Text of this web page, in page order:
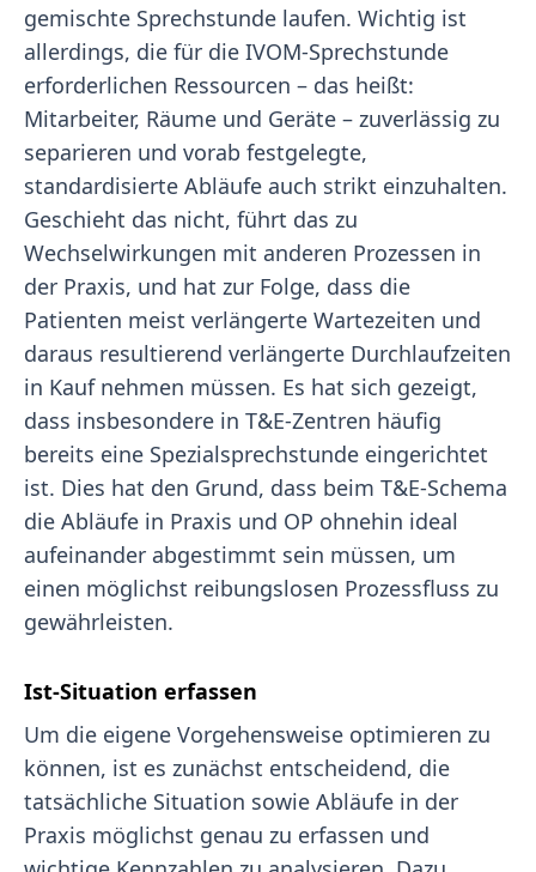
gemischte Sprechstunde laufen. Wichtig ist
allerdings, die für die IVOM-Sprechstunde
erforderlichen Ressourcen – das heißt:
Mitarbeiter, Räume und Geräte – zuverlässig zu
separieren und vorab festgelegte,
standardisierte Abläufe auch strikt einzuhalten.
Geschieht das nicht, führt das zu
Wechselwirkungen mit anderen Prozessen in
der Praxis, und hat zur Folge, dass die
Patienten meist verlängerte Wartezeiten und
daraus resultierend verlängerte Durchlaufzeiten
in Kauf nehmen müssen. Es hat sich gezeigt,
dass insbesondere in T&E-Zentren häufig
bereits eine Spezialsprechstunde eingerichtet
ist. Dies hat den Grund, dass beim T&E-Schema
die Abläufe in Praxis und OP ohnehin ideal
aufeinander abgestimmt sein müssen, um
einen möglichst reibungslosen Prozessfluss zu
gewährleisten.
Ist-Situation erfassen
Um die eigene Vorgehensweise optimieren zu
können, ist es zunächst entscheidend, die
tatsächliche Situation sowie Abläufe in der
Praxis möglichst genau zu erfassen und